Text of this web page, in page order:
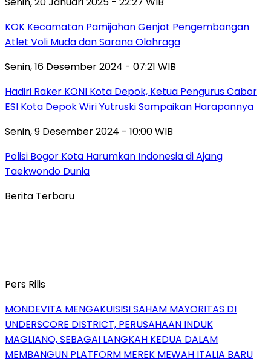
KOK Kecamatan Pamijahan Genjot Pengembangan
Atlet Voli Muda dan Sarana Olahraga
Senin, 16 Desember 2024 - 07:21 WIB
Hadiri Raker KONI Kota Depok, Ketua Pengurus Cabor
ESI Kota Depok Wiri Yutruski Sampaikan Harapannya
Senin, 9 Desember 2024 - 10:00 WIB
Polisi Bogor Kota Harumkan Indonesia di Ajang
Taekwondo Dunia
Berita Terbaru
Pers Rilis
MONDEVITA MENGAKUISISI SAHAM MAYORITAS DI
UNDERSCORE DISTRICT, PERUSAHAAN INDUK
MAGLIANO, SEBAGAI LANGKAH KEDUA DALAM
MEMBANGUN PLATFORM MEREK MEWAH ITALIA BARU